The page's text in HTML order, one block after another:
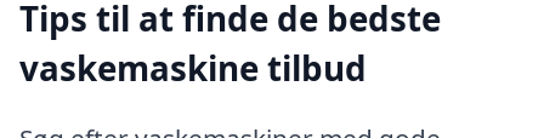
Tips til at finde de bedste
vaskemaskine tilbud